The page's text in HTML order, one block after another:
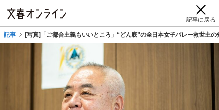
記事に戻る
記事 [写真]「ご都合主義もいいところ」“どん底”の全日本女子バレー救世主の